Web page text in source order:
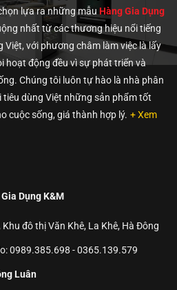
lựa ra những mẫu Hàng Gia Dụng
nhất từ các thương hiệu nổi tiếng
Việt, với phương châm làm việc là lấy
hoạt động đều vì sự phát triển và
Chúng tôi luôn tự hào là nhà phân
tiêu dùng Việt những sản phẩm tốt
cuộc sống, giá thành hợp lý. + Xem
Dụng K&M
Khu đô thị Văn Khê, La Khê, Hà Đông
0989.385.698 - 0365.139.579
Luân